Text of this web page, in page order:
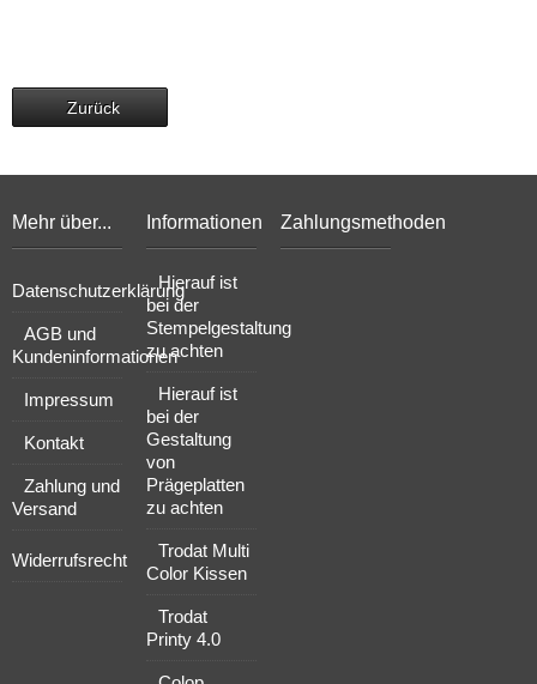
Zurück
Mehr über...
Datenschutzerklärung
AGB und
Kundeninformationen
Impressum
Kontakt
Zahlung und
Versand
Widerrufsrecht
Informationen
Hierauf ist
bei der
Stempelgestaltung
zu achten
Hierauf ist
bei der
Gestaltung
von
Prägeplatten
zu achten
Trodat Multi
Color Kissen
Trodat
Printy 4.0
Zahlungsmethoden